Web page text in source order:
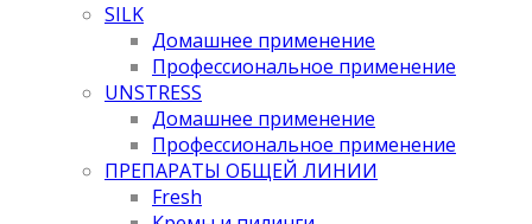
SILK
Домашнее применение
Профессиональное применение
UNSTRESS
Домашнее применение
Профессиональное применение
ПРЕПАРАТЫ ОБЩЕЙ ЛИНИИ
Fresh